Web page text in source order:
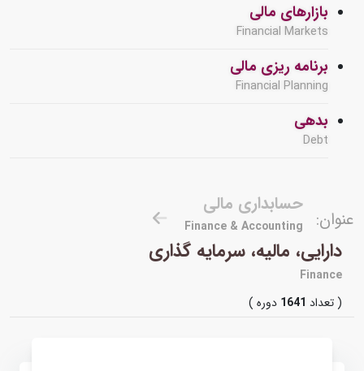
بازارهای مالی
Financial Markets
برنامه ریزی مالی
Financial Planning
بدهی
Debt
عنوان:
حسابداری مالی
Finance & Accounting
دارایی، مالیه، سرمایه گذاری
Finance
( تعداد1641 دوره )